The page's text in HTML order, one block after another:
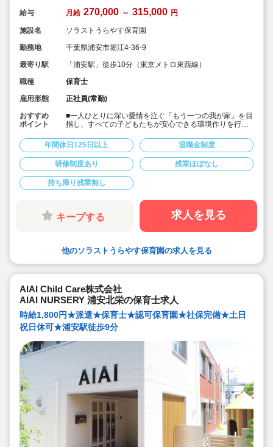
給与 月給 270,000 ～ 315,000 円
施設名
ソラストうらやす保育園
勤務地
千葉県浦安市堀江4-36-9
最寄り駅
「浦安駅」徒歩10分（東京メトロ東西線）
職種
保育士
雇用形態
正社員(常勤)
おすすめ
ポイント
■一人ひとりに深い愛情を注ぐ「もう一つの我が家」を目
指し、すべての子どもたちが安心できる環境作りを行っ
■月給27万以上の好待遇♪
■入社月より初年度分の有給休暇10日を付与します！
■年間休日125日以上でプライベート充実！
■書類業務は簡単なタブレット入力♪
■大手安定企業♪福利厚生も充実♪
■20代～70代まで幅広い年齢層でどのライフイベントに
も対応できる環境です
年間休日125日以上 退職金制度
研修制度あり 残業ほぼなし
持ち帰り残業無し
キープする 求人を見る
他のソラストうらやす保育園の求人を見る
AIAI Child Care株式会社
AIAI NURSERY 浦安北栄の保育士求人
時給1,800円★派遣★保育士★認可保育園★社保完備★土日
祝日休可★浦安駅徒歩9分